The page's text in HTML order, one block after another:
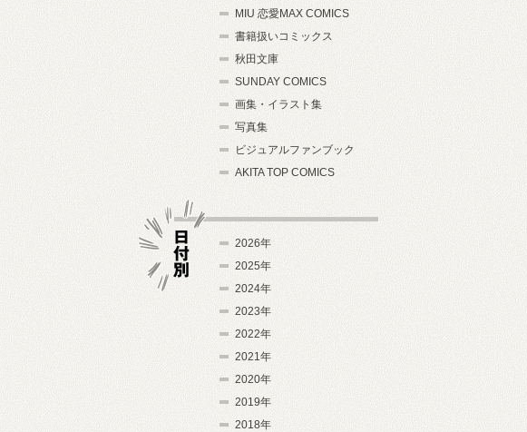
MIU 恋愛MAX COMICS
書籍扱いコミックス
秋田文庫
SUNDAY COMICS
画集・イラスト集
写真集
ビジュアルファンブック
AKITA TOP COMICS
2026年
2025年
2024年
2023年
2022年
2021年
2020年
2019年
2018年